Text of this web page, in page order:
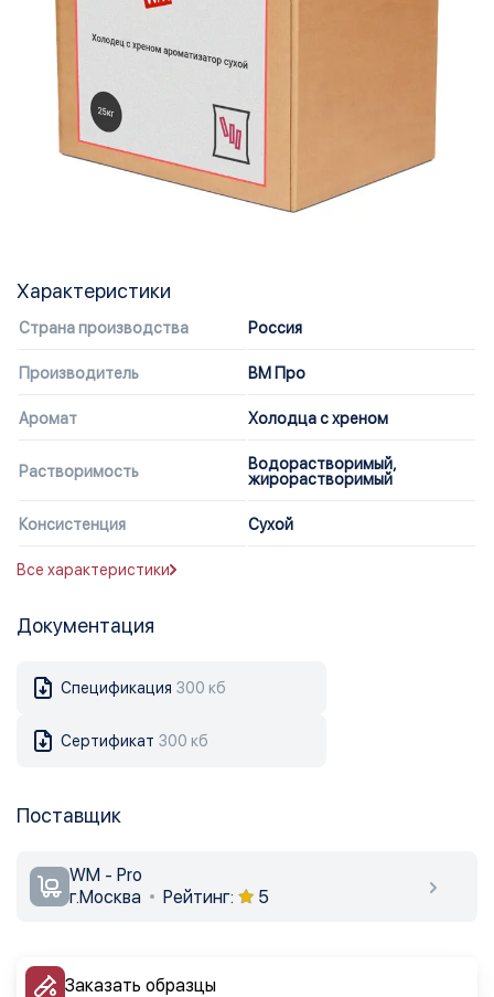
Характеристики
Страна производства Россия
Производитель ВМ Про
Аромат Холодца с хреном
Растворимость
Водорастворимый,
жирорастворимый
Консистенция Сухой
Все характеристики
Документация
Спецификация 300 кб
Сертификат 300 кб
Поставщик
WM - Pro
г.Москва
Рейтинг: 5
Заказать образцы